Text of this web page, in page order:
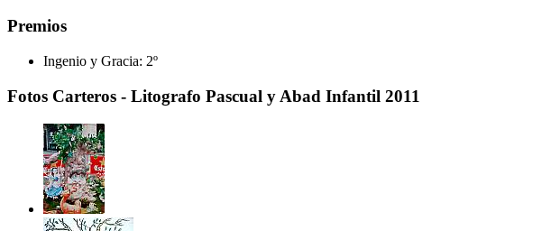
Premios
Ingenio y Gracia: 2º
Fotos Carteros - Litografo Pascual y Abad Infantil 2011